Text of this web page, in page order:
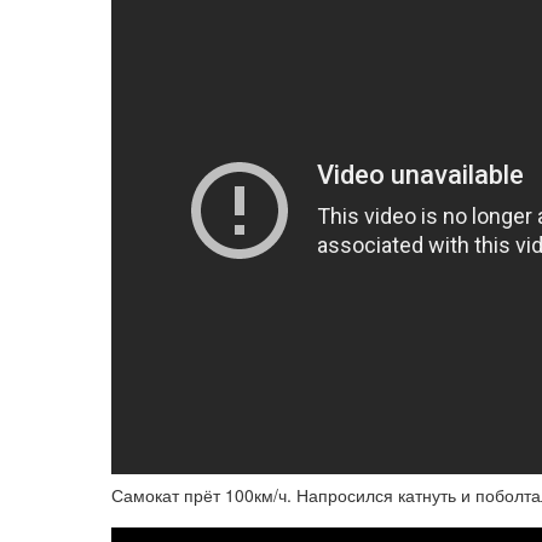
Самокат прёт 100км/ч. Напросился катнуть и